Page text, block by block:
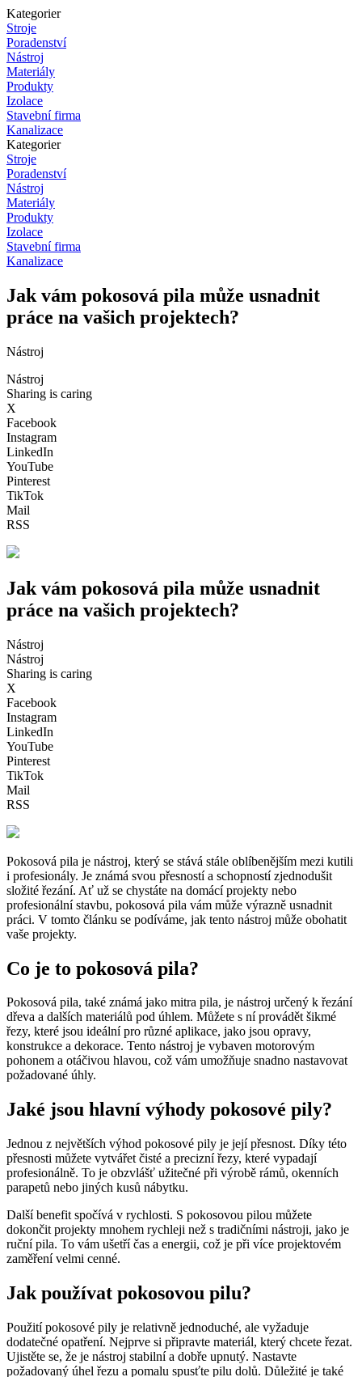
Kategorier
Stroje
Poradenství
Nástroj
Materiály
Produkty
Izolace
Stavební firma
Kanalizace
Kategorier
Stroje
Poradenství
Nástroj
Materiály
Produkty
Izolace
Stavební firma
Kanalizace
Jak vám pokosová pila může usnadnit
práce na vašich projektech?
Nástroj
Nástroj
Sharing is caring
X
Facebook
Instagram
LinkedIn
YouTube
Pinterest
TikTok
Mail
RSS
Jak vám pokosová pila může usnadnit
práce na vašich projektech?
Nástroj
Nástroj
Sharing is caring
X
Facebook
Instagram
LinkedIn
YouTube
Pinterest
TikTok
Mail
RSS
Pokosová pila je nástroj, který se stává stále oblíbenějším mezi kutili
i profesionály. Je známá svou přesností a schopností zjednodušit
složité řezání. Ať už se chystáte na domácí projekty nebo
profesionální stavbu, pokosová pila vám může výrazně usnadnit
práci. V tomto článku se podíváme, jak tento nástroj může obohatit
vaše projekty.
Co je to pokosová pila?
Pokosová pila, také známá jako mitra pila, je nástroj určený k řezání
dřeva a dalších materiálů pod úhlem. Můžete s ní provádět šikmé
řezy, které jsou ideální pro různé aplikace, jako jsou opravy,
konstrukce a dekorace. Tento nástroj je vybaven motorovým
pohonem a otáčivou hlavou, což vám umožňuje snadno nastavovat
požadované úhly.
Jaké jsou hlavní výhody pokosové pily?
Jednou z největších výhod pokosové pily je její přesnost. Díky této
přesnosti můžete vytvářet čisté a precizní řezy, které vypadají
profesionálně. To je obzvlášť užitečné při výrobě rámů, okenních
parapetů nebo jiných kusů nábytku.
Další benefit spočívá v rychlosti. S pokosovou pilou můžete
dokončit projekty mnohem rychleji než s tradičními nástroji, jako je
ruční pila. To vám ušetří čas a energii, což je při více projektovém
zaměření velmi cenné.
Jak používat pokosovou pilu?
Použití pokosové pily je relativně jednoduché, ale vyžaduje
dodatečné opatření. Nejprve si připravte materiál, který chcete řezat.
Ujistěte se, že je nástroj stabilní a dobře upnutý. Nastavte
požadovaný úhel řezu a pomalu spusťte pilu dolů. Důležité je také